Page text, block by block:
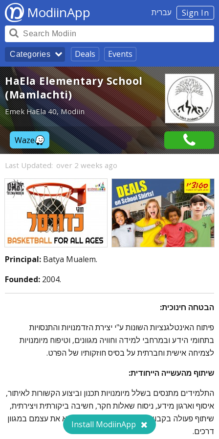
Sign In עברית ModiinApp
Categories Deals Events
HaEla Elementary School
(Mamlachti)
Emek HaEla 40, Modiin
Waze
Last Updated: over 2 weeks ago
Principal: Batya Mualem.
Founded: 2004.
הבטחה חינוכית:
פיתוח האינטלגנציות השונות ע"י יצירת הזדמנויות והתנסויות
בתחומי הידע ובמרחבי למידה וחוויה מגוונים, וטיפוח מיומנויות
לצמיחה אישית וחברתית על בסיס חוזקותיו של הפרט.
שיתוף מהעשייה הייחודית:
התלמידים מתנסים בשלל מיומנויות תכנון וביצוע הקשורות לאיתור,
איסוף וארגון מידע, ניסוח שאלות חקר, חשיבה ביקורתית ויצירתית,
שיתוף פעולה בקבוצה והכי חשוב: לומדים לבטא את עצמם במגוון
דרכים.
Install ModiinApp